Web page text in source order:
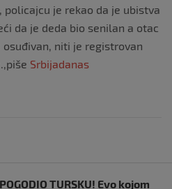
policajcu je rekao da je ubistva
da je deda bio senilan a otac
niti je registrovan
Srbijadanas
TURSKU! Evo kojom